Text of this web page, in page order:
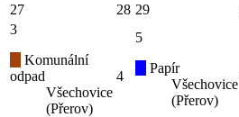
27
28 29
3
Komunální
odpad
Všechovice
(Přerov)
4
5
Papír
Všechovice
(Přerov)